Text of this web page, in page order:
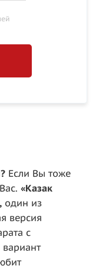
Если Вы тоже
«Казак
один из
версия
с